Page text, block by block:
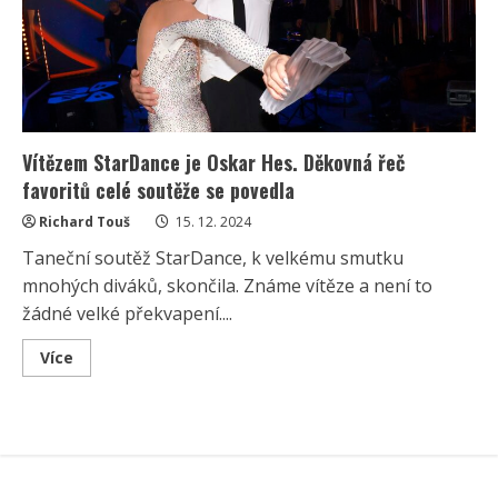
Vítězem StarDance je Oskar Hes. Děkovná řeč
favoritů celé soutěže se povedla
Richard Touš 15. 12. 2024
Taneční soutěž StarDance, k velkému smutku
mnohých diváků, skončila. Známe vítěze a není to
žádné velké překvapení....
Více
more